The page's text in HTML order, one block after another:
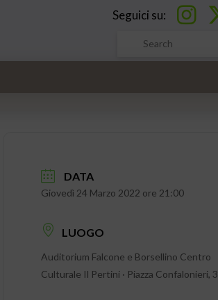
Seguici su:
Search
DATA
Giovedì 24 Marzo 2022 ore 21:00
LUOGO
Auditorium Falcone e Borsellino Centro
Culturale Il Pertini · Piazza Confalonieri, 3